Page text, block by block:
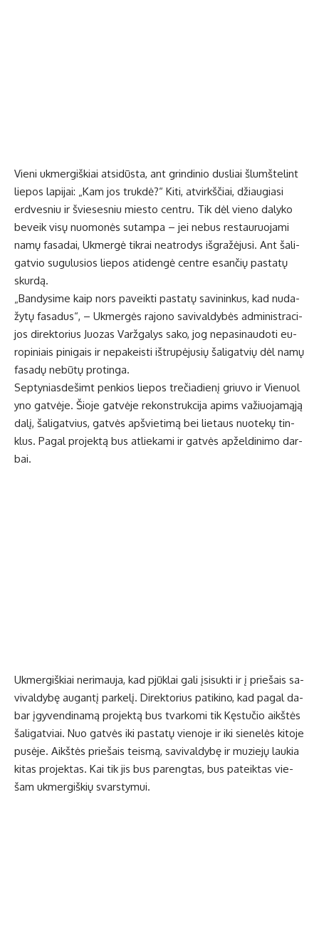
Vie­ni uk­mer­giš­kiai at­si­dūs­ta, ant grin­di­nio dus­liai šlumš­te­lint
lie­pos la­pi­jai: „Kam jos truk­dė?“ Ki­ti, at­virkš­čiai, džiau­gia­si
erd­ves­niu ir švie­ses­niu mies­to cen­tru. Tik dėl vie­no da­ly­ko
be­veik vi­sų nuo­mo­nės su­tam­pa – jei ne­bus res­tau­ruo­ja­mi
na­mų fa­sa­dai, Uk­mer­gė tik­rai ne­at­ro­dys iš­gra­žė­ju­si. Ant ša­li­
gat­vio su­gu­lu­sios lie­pos ati­den­gė cen­tre esan­čių pa­sta­tų
skur­dą.
„Ban­dy­si­me kaip nors pa­veik­ti pa­sta­tų sa­vi­nin­kus, kad nu­da­
žy­tų fa­sa­dus“, – Uk­mer­gės ra­jo­no sa­vi­val­dy­bės ad­mi­nist­ra­ci­
jos di­rek­to­rius Juo­zas Varž­ga­lys sa­ko, jog ne­pa­si­nau­do­ti eu­
ro­pi­niais pi­ni­gais ir ne­pa­keis­ti iš­tru­pė­ju­sių ša­li­gat­vių dėl na­mų
fa­sa­dų ne­bū­tų pro­tin­ga.
Sep­ty­nias­de­šimt pen­kios lie­pos tre­čia­die­nį griu­vo ir Vie­nuo­l
y­no gat­vė­je. Šio­je gat­vė­je re­konst­ruk­ci­ja apims va­žiuo­ja­mą­ją
da­lį, ša­li­gat­vius, gat­vės ap­švie­ti­mą bei lie­taus nuo­te­kų tin­
klus. Pa­gal pro­jek­tą bus at­lie­ka­mi ir gat­vės ap­žel­di­ni­mo dar­
bai.
Uk­mer­giš­kiai ne­ri­mau­ja, kad pjūk­lai ga­li įsi­suk­ti ir į prie­šais sa­
vi­val­dy­bę au­gan­tį par­ke­lį. Di­rek­to­rius pa­ti­ki­no, kad pa­gal da­
bar įgy­ven­di­na­mą pro­jek­tą bus tvar­ko­mi tik Kęs­tu­čio aikš­tės
ša­li­gat­viai. Nuo gat­vės iki pa­sta­tų vie­no­je ir iki sie­ne­lės ki­to­je
pu­sė­je. Aikš­tės prie­šais teis­mą, sa­vi­val­dy­bę ir mu­zie­jų lau­kia
ki­tas pro­jek­tas. Kai tik jis bus pa­reng­tas, bus pa­teik­tas vie­
šam uk­mer­giš­kių svars­ty­mui.